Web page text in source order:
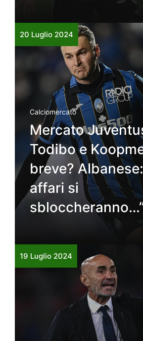
20 Luglio 2024
Calciomercato
Mercato
Todibo e
breve?
affari si
19 Luglio 2024